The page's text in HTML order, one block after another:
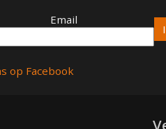
Email
op Facebook